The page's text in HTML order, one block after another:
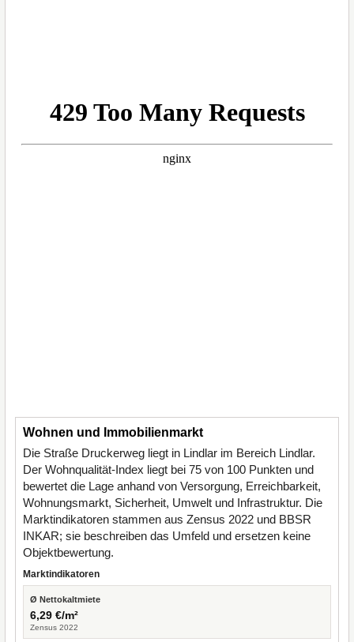
Wohnen und Immobilienmarkt
Die Straße Druckerweg liegt in Lindlar im Bereich Lindlar.
Der Wohnqualität-Index liegt bei 75 von 100 Punkten und
bewertet die Lage anhand von Versorgung, Erreichbarkeit,
Wohnungsmarkt, Sicherheit, Umwelt und Infrastruktur. Die
Marktindikatoren stammen aus Zensus 2022 und BBSR
INKAR; sie beschreiben das Umfeld und ersetzen keine
Objektbewertung.
Marktindikatoren
Ø Nettokaltmiete
6,29 €/m²
Zensus 2022